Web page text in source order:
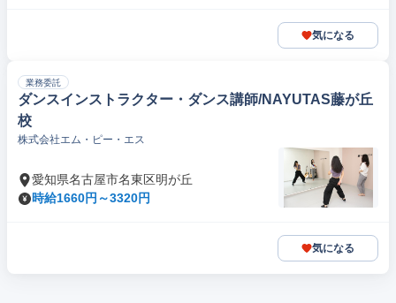
気になる
業務委託
ダンスインストラクター・ダンス講師/NAYUTAS藤が丘
校
株式会社エム・ピー・エス
愛知県名古屋市名東区明が丘
時給1660円～3320円
気になる